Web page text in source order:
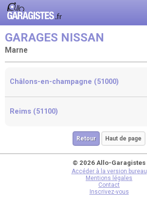
GARAGES NISSAN
Marne
Châlons-en-champagne (51000)
Reims (51100)
Retour Haut de page
© 2026 Allo-Garagistes
Accéder à la version bureau
Mentions légales
Contact
Inscrivez-vous